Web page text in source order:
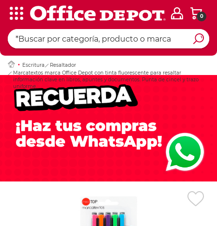
0
Escritura
Resaltador
Marcatextos marca Office Depot con tinta fluorescente para resaltar
información clave en libros, apuntes y documentos. Punta de cincel y trazo
uniforme.
Ingresar Codigo